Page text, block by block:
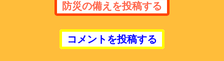
防災の備えを投稿する
コメントを投稿する